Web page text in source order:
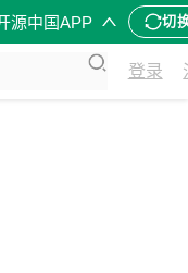
源中国APP 切
登录